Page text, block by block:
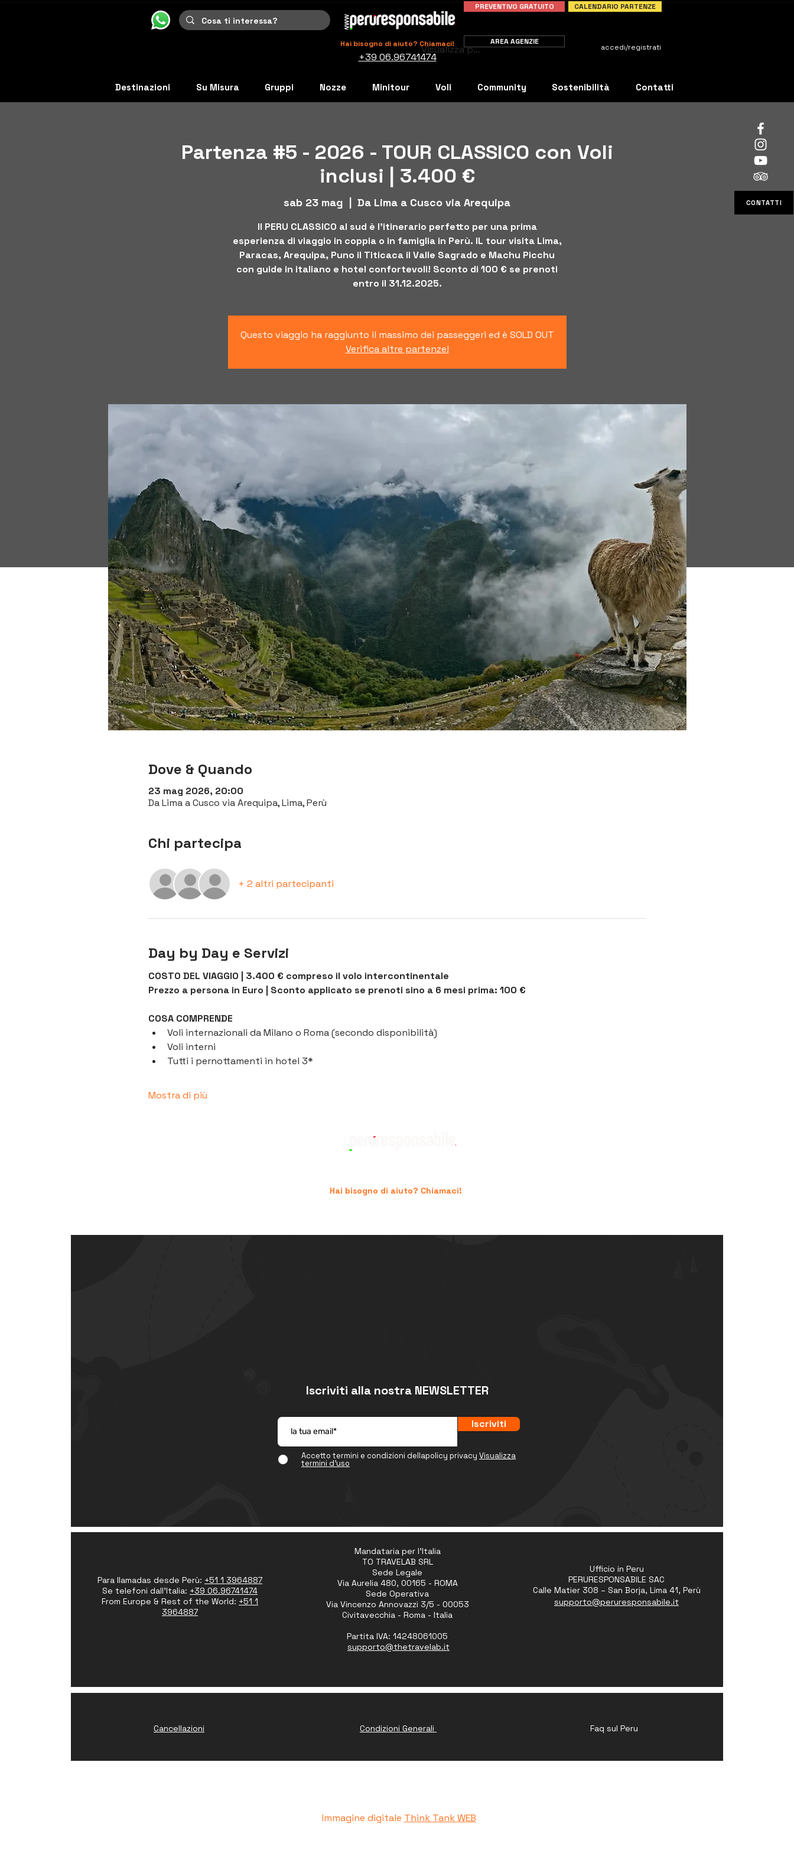
CONTATTI
Hai bisogno di aiuto? Chiamaci!
+39 06.96741474
PREVENTIVO GRATUITO CALENDARIO PARTENZE
accedi/registrati
AREA AGENZIE
Destinazioni Su Misura Gruppi Nozze Minitour Voli Community Sostenibilità Contatti
Visualizza punti
Partenza #5 - 2026 - TOUR CLASSICO con Voli
inclusi | 3.400 €
sab 23 mag Da Lima a Cusco via Arequipa
Il PERU CLASSICO al sud è l'itinerario perfetto per una prima
esperienza di viaggio in coppia o in famiglia in Perù. IL tour visita Lima,
Paracas, Arequipa, Puno il Titicaca il Valle Sagrado e Machu Picchu
con guide in italiano e hotel confortevoli! Sconto di 100 € se prenoti
entro il 31.12.2025.
Questo viaggio ha raggiunto il massimo dei passeggeri ed è SOLD OUT
Verifica altre partenze!
Dove & Quando
23 mag 2026, 20:00
Da Lima a Cusco via Arequipa, Lima, Perù
Chi partecipa
+ 2 altri partecipanti
Day by Day e Servizi
COSTO DEL VIAGGIO | 3.400 € compreso il volo intercontinentale
Prezzo a persona in Euro | Sconto applicato se prenoti sino a 6 mesi prima: 100 €
COSA COMPRENDE
Voli internazionali da Milano o Roma (secondo disponibilità)
Voli interni
Tutti i pernottamenti in hotel 3*
Mostra di più
Hai bisogno di aiuto? Chiamaci!
Iscriviti alla nostra NEWSLETTER
Iscriviti
Accetto termini e condizioni dellapolicy privacy Visualizza
termini d'uso
Para llamadas desde Perù: +51 1 3964887
Se telefoni dall'Italia: +39 06.96741474
From Europe & Rest of the World: +51 1
3964887
Mandataria per l'Italia
TO TRAVELAB SRL
Sede Legale
Via Aurelia 480, 00165 - ROMA
Sede Operativa
Via Vincenzo Annovazzi 3/5 - 00053
Civitavecchia - Roma - Italia
Partita IVA: 14248061005
supporto@thetravelab.it
Ufficio in Peru
PERURESPONSABILE SAC
Calle Matier 308 – San Borja, Lima 41, Perù
supporto@peruresponsabile.it
Cancellazioni Condizioni Generali Faq sul Peru
Immagine digitale Think Tank WEB